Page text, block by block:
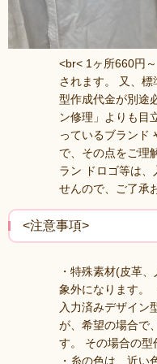
<br< 1ヶ所660円
されます。 又、標
型作成代金が別途
ン修理」よりも目
っているブランド
で、その点をご理
ラン ドロゴ等は、
せんので、ご了承
<注意事項>
・特殊素材(皮革
象外になります。
入力済みデザイン
が、希望の場合で
す。 その場合の型
・糸の色は、近